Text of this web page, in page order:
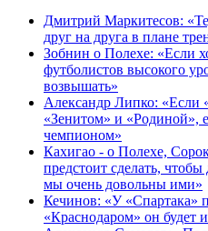
Дмитрий Маркитесов:
друг на друга в плане
Зобнин о Полехе: «Если
футболистов высокого
возвышать»
Александр Липко: «Если
«Зенитом» и «Родиной»,
чемпионом»
Кахигао - о Полехе,
предстоит сделать,
мы очень довольны ими»
Кечинов: «У «Спартака»
«Краснодаром» он будет